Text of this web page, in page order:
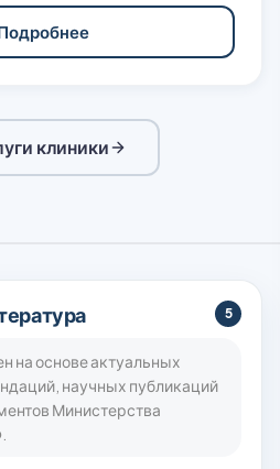
клиники
5
на основе актуальных
научных публикаций
Министерства